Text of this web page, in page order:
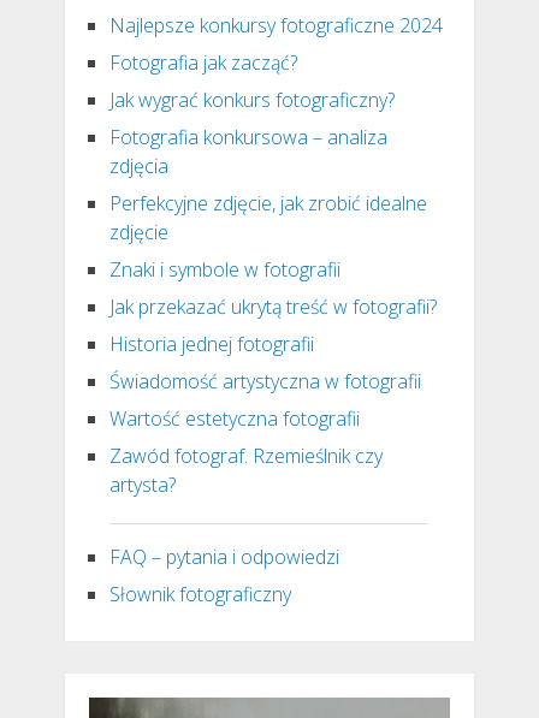
Najlepsze konkursy fotograficzne 2024
Fotografia jak zacząć?
Jak wygrać konkurs fotograficzny?
Fotografia konkursowa – analiza
zdjęcia
Perfekcyjne zdjęcie, jak zrobić idealne
zdjęcie
Znaki i symbole w fotografii
Jak przekazać ukrytą treść w fotografii?
Historia jednej fotografii
Świadomość artystyczna w fotografii
Wartość estetyczna fotografii
Zawód fotograf. Rzemieślnik czy
artysta?
FAQ – pytania i odpowiedzi
Słownik fotograficzny